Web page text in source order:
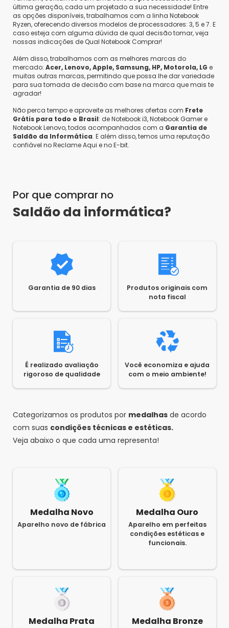
última geração, cada um projetado a sua necessidade! Entre
as opções disponíveis, trabalhamos com a linha Notebook
Ryzen, oferecendo diversos modelos de processadores: 3, 5 e 7. E
caso esteja com alguma dúvida de qual decisão tomar, veja
nossas indicações de Qual Notebook Comprar!
Além disso, trabalhamos com as melhores marcas do
mercado: Acer, Lenovo, Apple, Samsung, HP, Motorola, LG e
muitas outras marcas, permitindo que possa lhe dar variedade
para sua tomada de decisão com base na marca que mais te
agradar!
Não perca tempo e aproveite as melhores ofertas com Frete
Grátis para todo o Brasil: de Notebook i3, Notebook Gamer e
Notebook Lenovo, todos acompanhados com a Garantia de
Saldão da Informática. E além disso, temos uma reputação
confiável no Reclame Aqui e no E-bit.
Por que comprar no
Saldão da informática?
Garantia de 90 dias
Produtos originais com
nota fiscal
É realizado avaliação
rigoroso de qualidade
Você economiza e ajuda
com o meio ambiente!
Categorizamos os produtos por medalhas de acordo
com suas condições técnicas e estéticas.
Veja abaixo o que cada uma representa!
Medalha Novo
Aparelho novo de fábrica
Medalha Ouro
Aparelho em perfeitas
condições estéticas e
funcionais.
Medalha Prata Medalha Bronze